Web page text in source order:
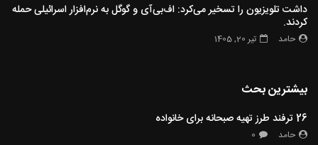
داشت تلویزیون را تسخیر می‌کرد: اف‌بی‌آی و گوگل به نرم‌افزار اسرائیلی حمله
کردند.
حامد تیر 20, 1405
بیشترین بحث
26 ترفند طرز تهیه صبحانه برای خانواده
حامد 0